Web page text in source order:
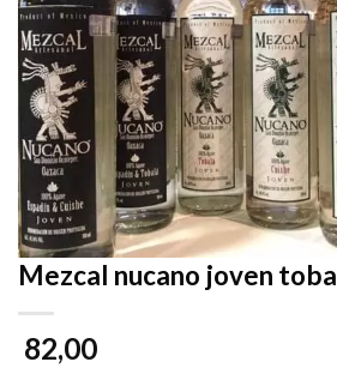
Mezcal nucano joven
82,00